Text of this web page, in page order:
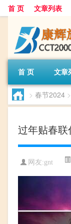
首 页 文章列表
首 页 文章
> 春节2024 >
过年贴春
网友:gnt